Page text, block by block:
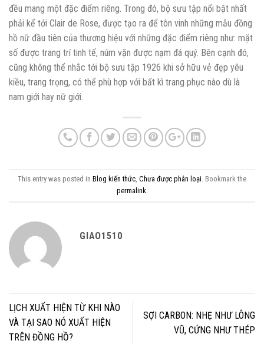
đều mang một đặc điểm riêng. Trong đó, bộ sưu tập nổi bật nhất
phải kể tới Clair de Rose, được tạo ra để tôn vinh những mẫu đồng
hồ nữ đầu tiên của thương hiệu với những đặc điểm riêng như: mặt
số được trang trí tinh tế, núm vặn được nạm đá quý. Bên cạnh đó,
cũng không thể nhắc tới bộ sưu tập 1926 khi sở hữu vẻ đẹp yêu
kiều, trang trọng, có thể phù hợp với bất kì trang phục nào dù là
nam giới hay nữ giới.
This entry was posted in Blog kiến thức, Chưa được phân loại. Bookmark the
permalink.
GIAO1510
LỊCH XUẤT HIỆN TỪ KHI NÀO
VÀ TẠI SAO NÓ XUẤT HIỆN
TRÊN ĐỒNG HỒ?
SỢI CARBON: NHẸ NHƯ LÔNG
VŨ, CỨNG NHƯ THÉP